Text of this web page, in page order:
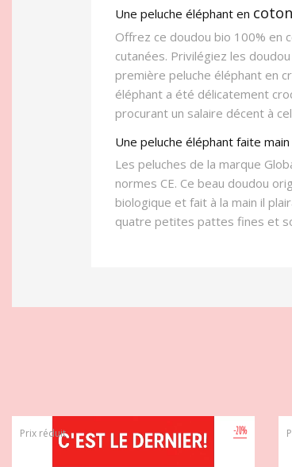
Une peluche éléphant en
Offrez ce doudou bio 100% en
cutanées. Privilégiez les
première peluche éléphant en
éléphant a été délicatement
procurant un salaire décent à
Une peluche éléphant faite main
Les peluches de la marque
normes CE. Ce beau doudou
biologique et fait à la main il
quatre petites pattes fines et
-20%
Prix réduit